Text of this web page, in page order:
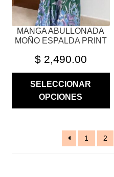
MANGA ABULLONADA
MOÑO ESPALDA PRINT
$2,490.00
SELECCIONAR
OPCIONES
LA
PÁGINA
DE
1 2